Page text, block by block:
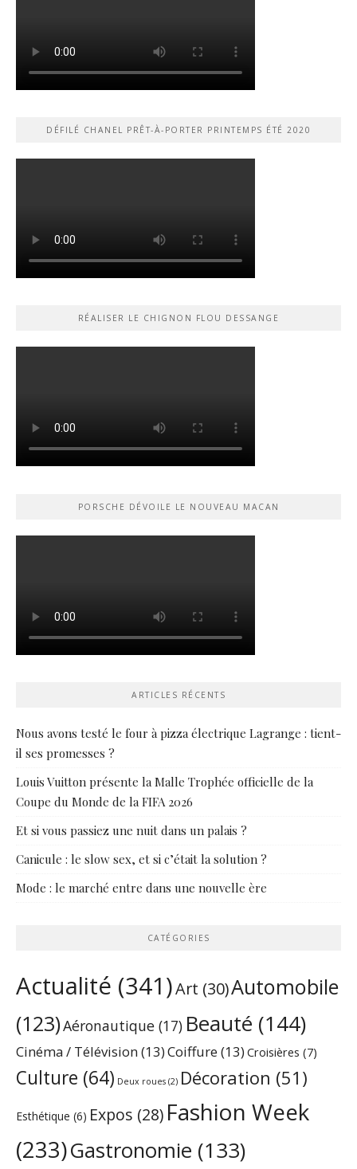
DÉFILÉ CHANEL PRÊT-À-PORTER PRINTEMPS ÉTÉ 2020
RÉALISER LE CHIGNON FLOU DESSANGE
PORSCHE DÉVOILE LE NOUVEAU MACAN
ARTICLES RÉCENTS
Nous avons testé le four à pizza électrique Lagrange : tient-
il ses promesses ?
Louis Vuitton présente la Malle Trophée officielle de la
Coupe du Monde de la FIFA 2026
Et si vous passiez une nuit dans un palais ?
Canicule : le slow sex, et si c’était la solution ?
Mode : le marché entre dans une nouvelle ère
CATÉGORIES
Actualité (341)Art (30)Automobile
(123)Aéronautique (17) Beauté (144)
Cinéma / Télévision(13)Coiffure(13) Croisières (7)
Culture (64) Deux roues (2) Décoration (51)
Esthétique (6) Expos (28) Fashion Week
(233)Gastronomie (133)